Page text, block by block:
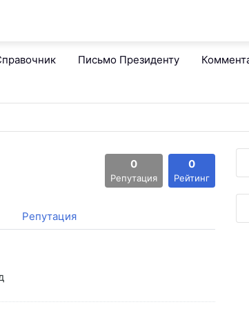
Письмо Президенту
0
Репутация
0
Рейтинг
Репутация